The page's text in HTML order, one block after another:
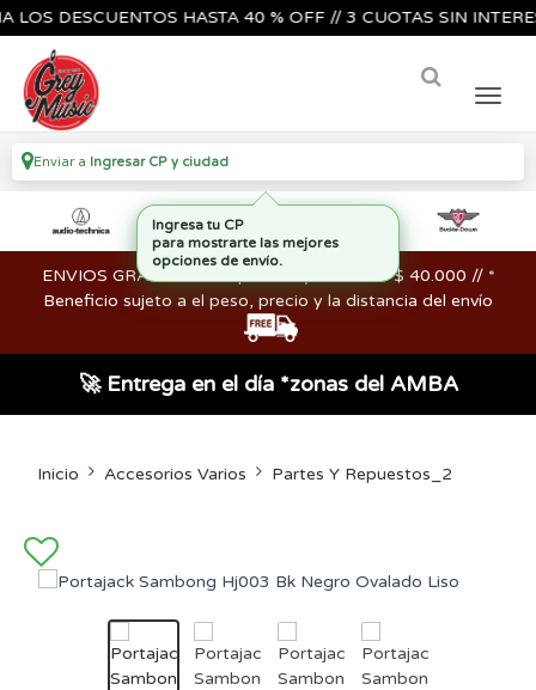
DESCUENTOS HASTA 40 % OFF // 3 CUOTAS SIN
Enviar a Ingresar CP y ciudad
ENVIOS GRATIS en compras mayores a los $ 40.000 // *
Beneficio sujeto a el peso, precio y la distancia del envío
🚀 Entrega en el día *zonas del AMBA
Inicio Accesorios Varios Partes Y Repuestos_2